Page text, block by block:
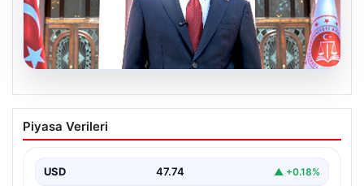
06.08.2026
Bakan Gürlek’ten Çerçeve Yasa
Hakkında Önemli Açıklamalar: Hukuk
Edilecek
Piyasa Verileri
USD 47.74 ▲ +0.18%